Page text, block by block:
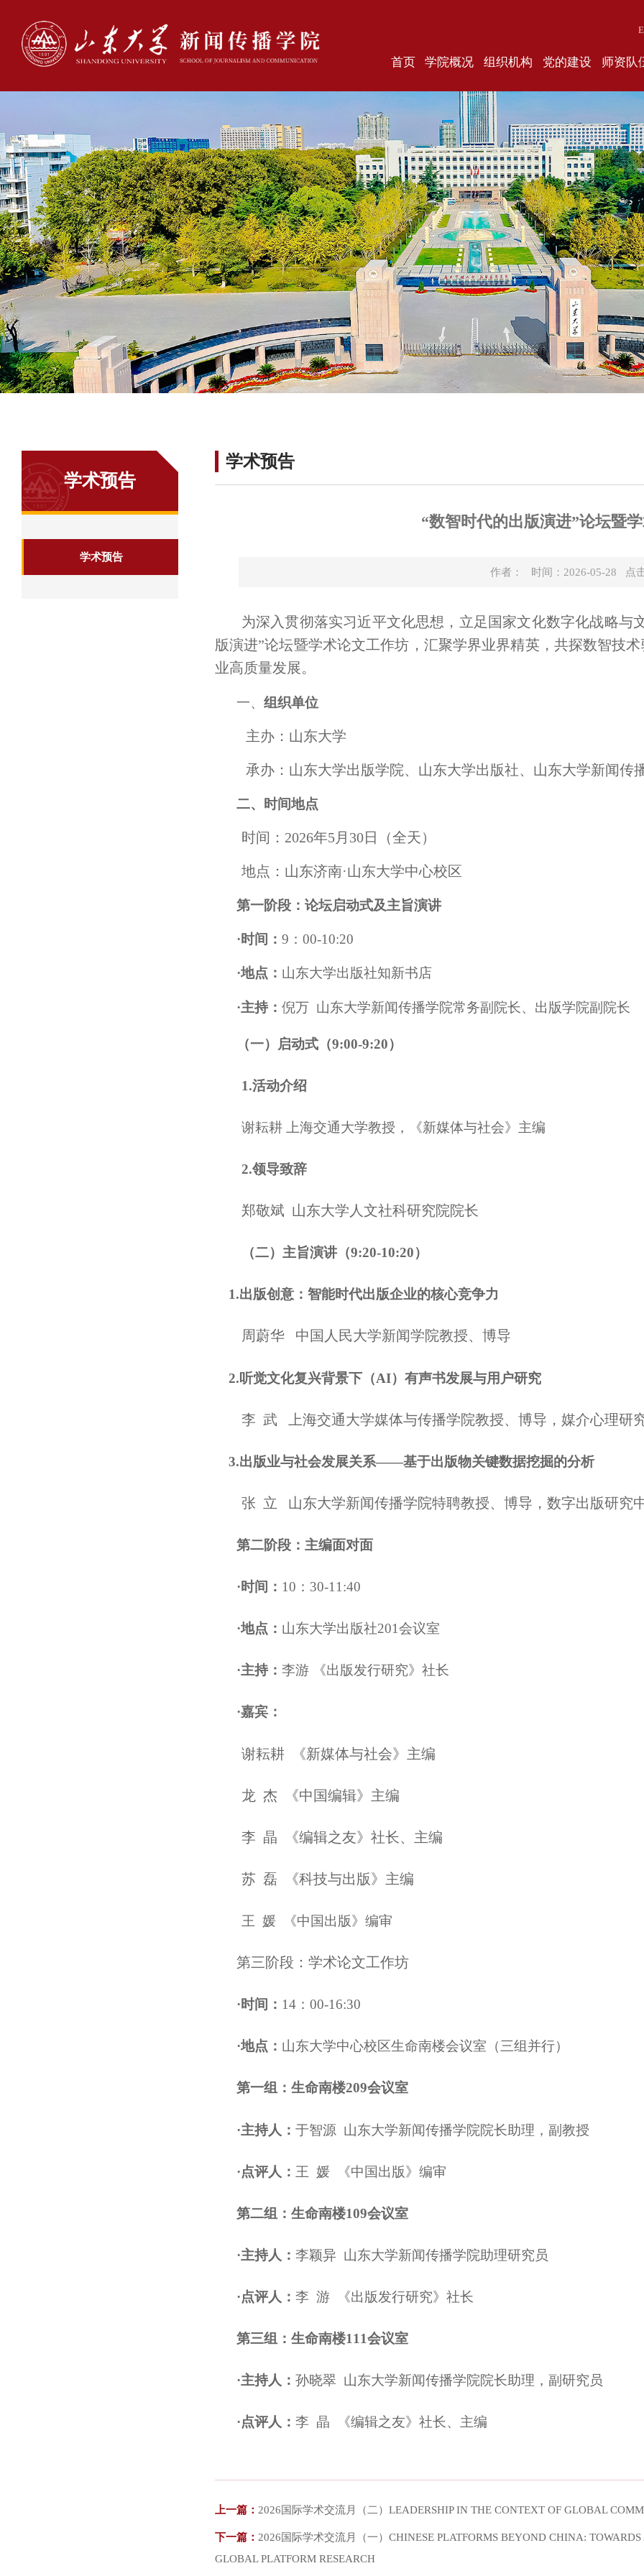
首页 学院概况 组织机构 党的建设 师资队
学术预告
学术预告
学术预告
“数智时代的出版演进”论坛暨
作者： 时间：2026-05-28 点
为深入贯彻落实习近平文化思想，立足国家文化数字化战略与
版演进”论坛暨学术论文工作坊，汇聚学界业界精英，共探数智技
业高质量发展。
一、组织单位
主办：山东大学
承办：山东大学出版学院、山东大学出版社、山东大学新闻传
二、时间地点
时间：2026年5月30日（全天）
地点：山东济南·山东大学中心校区
第一阶段：论坛启动式及主旨演讲
·时间 ：9：00-10:20
·地点 ： 山东大学出版社知新书店
·主持：倪万 山东大学新闻传播学院常务副院长、出版学院副院长
（一）启动式 （9:00-9:20）
1.活动介绍
谢耘耕 上海交通大学教授，《新媒体与社会》主编
2.领导致辞
郑敬斌 山东大学人文社科研究院院长
（二）主旨演讲（9:20-10:20）
1.出版创意：智能时代出版企业的核心竞争力
周蔚华 中国人民大学新闻学院教授、博导
2.听觉文化复兴背景下（AI）有声书发展与用户研究
李 武 上海交通大学媒体与传播学院教授、博导，媒介心理研
3.出版业与社会发展关系——基于出版物关键数据挖掘的分析
张 立 山东大学新闻传播学院特聘教授、博导，数字出版研究
第二阶段：主编面对面
·时间： 10：30-11:40
·地点： 山东大学出版社201会议室
·主持：李游 《出版发行研究》社长
·嘉宾：
谢耘耕 《新媒体与社会》主编
龙 杰 《中国编辑》主编
李 晶 《编辑之友》社长、主编
苏 磊 《科技与出版》主编
王 媛 《中国出版》 编审
第三阶段：学术论文工作坊
·时间： 14：00-16:30
·地点： 山东大学中心校区生命南楼会议室（三组并行）
第一组：生命南楼209会议室
·主持人：于智源 山东大学新闻传播学院院长助理，副教授
·点评人： 王 媛 《中国出版》编审
第二组：生命南楼109会议室
·主持人：李颖异 山东大学新闻传播学院助理研究员
·点评人：李 游 《出版发行研究》社长
第三组：生命南楼111会议室
·主持人：孙晓翠 山东大学新闻传播学院院长助理，副研究员
·点评人：李 晶 《编辑之友》社长、主编
上一篇： 2026国际学术交流月（二）LEADERSHIP IN THE CONTEXT OF GLOBAL
下一篇： 2026国际学术交流月（一）CHINESE PLATFORMS BEYOND CHINA:
GLOBAL PLATFORM RESEARCH